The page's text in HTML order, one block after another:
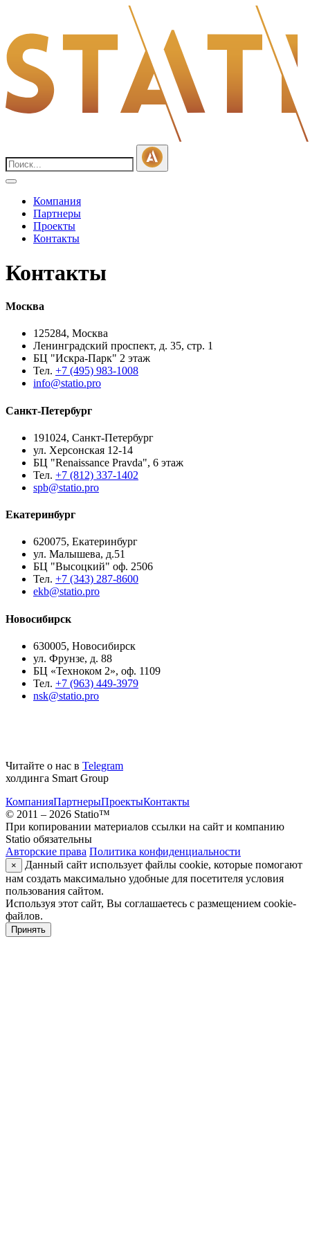
Компания
Партнеры
Проекты
Контакты
Контакты
Москва
125284, Москва
Ленинградский проспект, д. 35, стр. 1
БЦ "Искра-Парк" 2 этаж
Тел. +7 (495) 983-1008
info@statio.pro
Санкт-Петербург
191024, Санкт-Петербург
ул. Херсонская 12-14
БЦ "Renaissance Pravda", 6 этаж
Тел. +7 (812) 337-1402
spb@statio.pro
Екатеринбург
620075, Екатеринбург
ул. Малышева, д.51
БЦ "Высоцкий" оф. 2506
Тел. +7 (343) 287-8600
ekb@statio.pro
Новосибирск
630005, Новосибирск
ул. Фрунзе, д. 88
БЦ «Техноком 2», оф. 1109
Тел. +7 (963) 449-3979
nsk@statio.pro
Читайте о нас в Telegram
холдинга Smart Group
КомпанияПартнерыПроектыКонтакты
© 2011 – 2026 Statio™
При копировании материалов ссылки на сайт и компанию
Statio обязательны
Авторские права Политика конфиденциальности
×
Данный сайт использует файлы cookie, которые помогают
нам создать максимально удобные для посетителя условия
пользования сайтом.
Используя этот сайт, Вы соглашаетесь с размещением cookie-
файлов.
Принять